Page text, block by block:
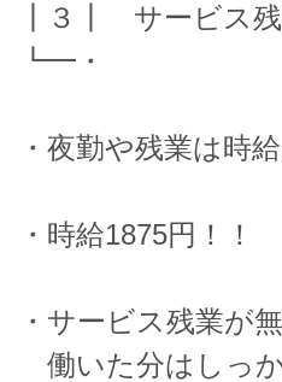
┃３┃ サービス残
┗━・
・夜勤や残業は時
・時給1875円！！
・サービス残業が
働いた分はしっ